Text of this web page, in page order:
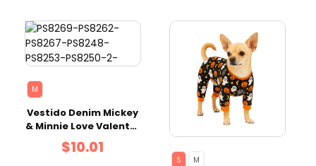
M
Vestido Denim Mickey
& Minnie Love Valentín
M
$10.01
S M